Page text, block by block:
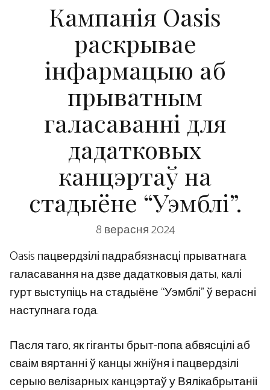
Кампанія Oasis
раскрывае
інфармацыю аб
прыватным
галасаванні для
дадатковых
канцэртаў на
стадыёне “Уэмблі”.
8 верасня 2024
Oasis пацвердзілі падрабязнасці прыватнага
галасавання на дзве дадатковыя даты, калі
гурт выступіць на стадыёне “Уэмблі” ў верасні
наступнага года.
Пасля таго, як гіганты брыт-попа абвясцілі аб
сваім вяртанні ў канцы жніўня і пацвердзілі
серыю велізарных канцэртаў у Вялікабрытаніі